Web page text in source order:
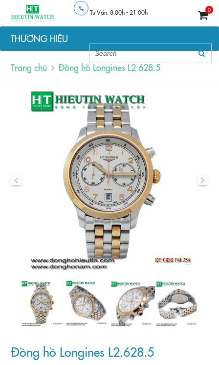
Tư Vấn: 8:00h - 21:00h 0
THƯƠNG HIỆU
Trang chủ Đồng hồ Longines L2.628.5
Đồng hồ Longines L2.628.5